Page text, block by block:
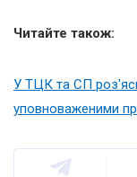
Читайте також:
У ТЦК та СП
уповноваженими